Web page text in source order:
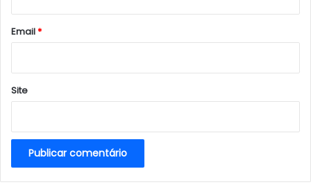
*
Email*
Site